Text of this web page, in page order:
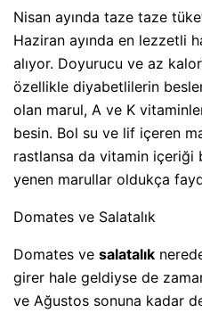
Nisan ayında taze taze
Haziran ayında en lezzetli
alıyor. Doyurucu ve az
özellikle diyabetlilerin
olan marul, A ve K
besin. Bol su ve lif içeren
rastlansa da vitamin içeriği
yenen marullar oldukça
Domates ve Salatalık
Domates ve salatalık
girer hale geldiyse de
ve Ağustos sonuna kadar